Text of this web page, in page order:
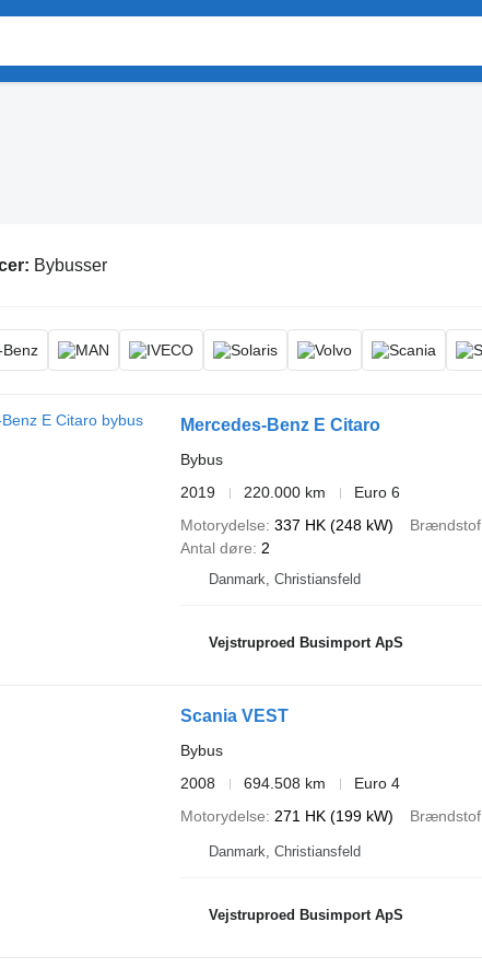
Bybusser
Mercedes-Benz E Citaro
Bybus
2019
220.000 km
Euro 6
Motorydelse 337 HK (248 kW) Brændstof
Antal døre
2
Danmark, Christiansfeld
Vejstruproed Busimport ApS
Scania VEST
Bybus
2008
694.508 km
Euro 4
Motorydelse
271 HK (199 kW) Brændstof
Danmark, Christiansfeld
Vejstruproed Busimport ApS